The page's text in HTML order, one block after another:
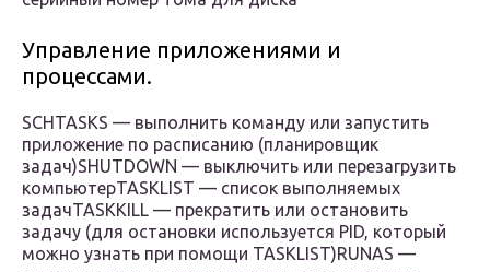
Управление приложениями и
процессами.
SCHTASKS — выполнить команду или запустить
приложение по расписанию (планировщик
задач)SHUTDOWN — выключить или перезагрузить
компьютерTASKLIST — список выполняемых
задачTASKKILL — прекратить или остановить
задачу (для остановки используется PID, который
можно узнать при помощи TASKLIST)RUNAS —